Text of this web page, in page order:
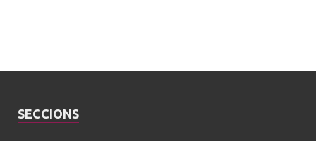
SECCIONS